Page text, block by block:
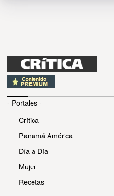
- Portales -
Crítica
Panamá América
Día a Día
Mujer
Recetas